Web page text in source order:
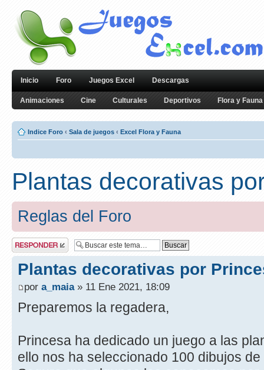
Inicio Foro Juegos Excel Descargas
Animaciones Cine Culturales Deportivos Flora y Fauna
Indice Foro ‹ Sala de juegos ‹ Excel Flora y Fauna
Plantas decorativas
Reglas del Foro
Publicar una
respuesta
Plantas decorativas por
por a_maia» 11 Ene 2021, 18:09
Preparemos la regadera,
Princesa ha dedicado un juego a las
ello nos ha seleccionado 100 dibujos de